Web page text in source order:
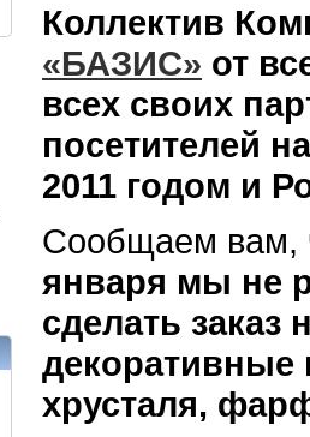
Коллектив
«БАЗИС» от
всех своих
посетителей
2011 годом и
Сообщаем вам,
января мы не
сделать заказ
декоративные
хрусталя,